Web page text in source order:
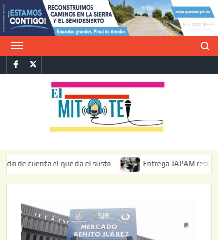
Saltar
al
contenido
FacebookTwitter
el que da el susto Entrega JAPAM restauración